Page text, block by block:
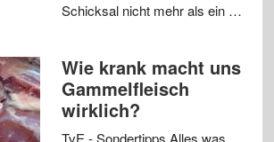
Schicksal nicht mehr als ein …
Wie krank macht uns
Gammelfleisch
wirklich?
TvE - Sondertipps Alles was